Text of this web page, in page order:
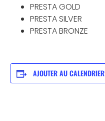
PRESTA GOLD
PRESTA SILVER
PRESTA BRONZE
AJOUTER AU CALENDRIER